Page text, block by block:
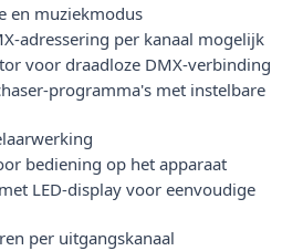
en muziekmodus
adressering per kanaal mogelijk
voor draadloze DMX-verbinding
programma's met instelbare
bediening op het apparaat
LED-display voor eenvoudige
per uitgangskanaal